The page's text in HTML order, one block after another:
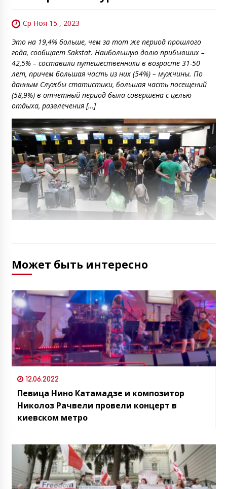
Ср Ноя 15 , 2023
Это на 19,4% больше, чем за тот же период прошлого
года, сообщает Sakstat. Наибольшую долю прибывших –
42,5% – составили путешественники в возрасте 31-50
лет, причем большая часть из них (54%) – мужчины. По
данным Службы статистики, большая часть посещений
(58,9%) в отчетный период была совершена с целью
отдыха, развлечения […]
Может быть интересно
12.06.2022
Певица Нино Катамадзе и композитор
Николоз Рачвели провели концерт в
киевском метро